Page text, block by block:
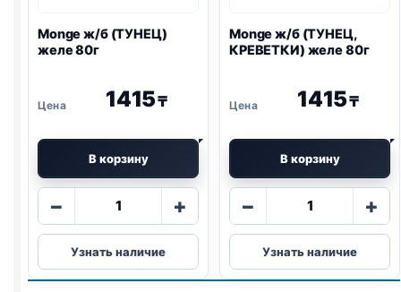
Monge ж/б (ТУНЕЦ)
желе 80г
1415₸
В корзину
−
Количество
Monge
ж/
б
+
Узнать наличие
Monge ж/б (ТУНЕЦ,
КРЕВЕТКИ) желе 80г
1415₸
В корзину
−
Количество
Monge
ж/
б
+
Узнать наличие